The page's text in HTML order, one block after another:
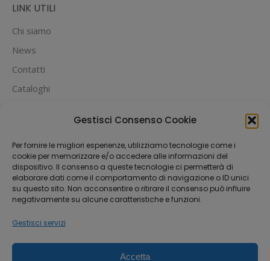
Gestisci Consenso Cookie
Per fornire le migliori esperienze, utilizziamo tecnologie come i
cookie per memorizzare e/o accedere alle informazioni del
dispositivo. Il consenso a queste tecnologie ci permetterà di
elaborare dati come il comportamento di navigazione o ID unici
su questo sito. Non acconsentire o ritirare il consenso può influire
negativamente su alcune caratteristiche e funzioni.
Gestisci servizi
Accetta
LINK UTILI
Chi siamo
News
Contatti
Cataloghi
PUOI PAGARE CON: